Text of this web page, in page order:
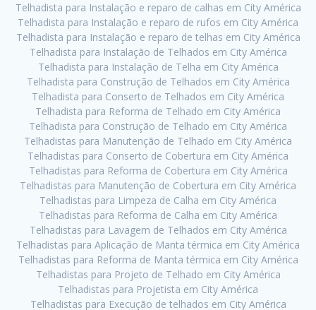
Telhadista para Instalação e reparo de calhas em City América
Telhadista para Instalação e reparo de rufos em City América
Telhadista para Instalação e reparo de telhas em City América
Telhadista para Instalação de Telhados em City América
Telhadista para Instalação de Telha em City América
Telhadista para Construção de Telhados em City América
Telhadista para Conserto de Telhados em City América
Telhadista para Reforma de Telhado em City América
Telhadista para Construção de Telhado em City América
Telhadistas para Manutenção de Telhado em City América
Telhadistas para Conserto de Cobertura em City América
Telhadistas para Reforma de Cobertura em City América
Telhadistas para Manutenção de Cobertura em City América
Telhadistas para Limpeza de Calha em City América
Telhadistas para Reforma de Calha em City América
Telhadistas para Lavagem de Telhados em City América
Telhadistas para Aplicação de Manta térmica em City América
Telhadistas para Reforma de Manta térmica em City América
Telhadistas para Projeto de Telhado em City América
Telhadistas para Projetista em City América
Telhadistas para Execução de telhados em City América